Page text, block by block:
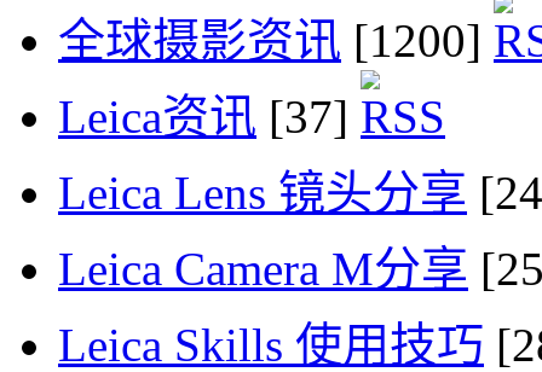
全球摄影资讯 [1200]
Leica资讯 [37]
Leica Lens 镜头分享
Leica Camera M分享
Leica Skills 使用技巧